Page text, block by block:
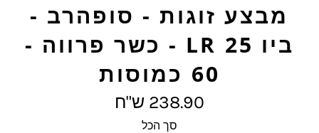
מבצע זוגות - סופהרב -
ביו 25 LR - כשר פרווה -
60 כמוסות
מחיר
מלא
238.90 ש"ח
סך הכל